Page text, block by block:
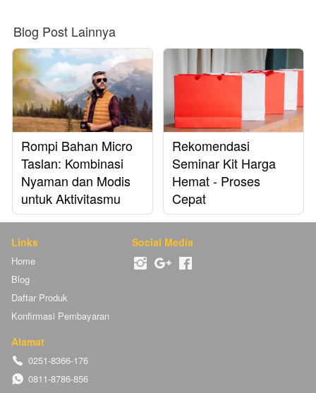
Blog Post Lainnya
Rompi Bahan Micro
Taslan: Kombinasi
Nyaman dan Modis
untuk Aktivitasmu
Rekomendasi
Seminar Kit Harga
Hemat - Proses
Cepat
Links
Home
Blog
Daftar Produk
Konfirmasi Pembayaran
Social Media
Alamat
0251-8366-176
0811-8786-856